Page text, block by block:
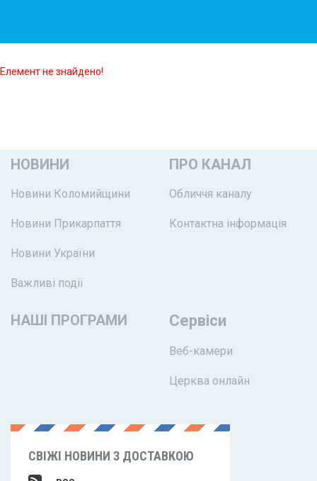
Елемент не знайдено!
НОВИНИ
Новини Коломийщини
Новини Прикарпаття
Новини України
Важливі події
ПРО КАНАЛ
Обличчя каналу
Контактна інформація
НАШІ ПРОГРАМИ Сервіси
Веб-камери
Церква онлайн
СВІЖІ НОВИНИ З ДОСТАВКОЮ